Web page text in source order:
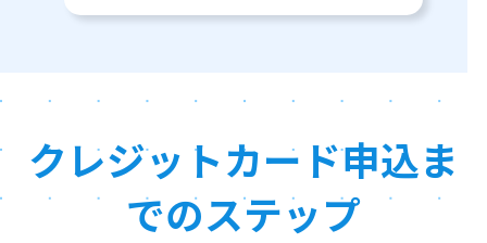
クレジットカード申込ま
でのステップ